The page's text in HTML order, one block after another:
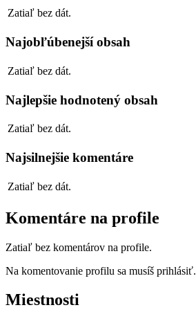
Zatiaľ bez dát.
Najobľúbenejší obsah
Zatiaľ bez dát.
Najlepšie hodnotený obsah
Zatiaľ bez dát.
Najsilnejšie komentáre
Zatiaľ bez dát.
Komentáre na profile
Zatiaľ bez komentárov na profile.
Na komentovanie profilu sa musíš prihlásiť.
Miestnosti